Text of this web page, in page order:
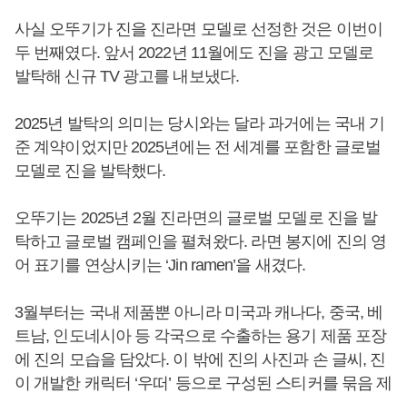
사실 오뚜기가 진을 진라면 모델로 선정한 것은 이번이
두 번째였다. 앞서 2022년 11월에도 진을 광고 모델로
발탁해 신규 TV 광고를 내보냈다.
2025년 발탁의 의미는 당시와는 달라 과거에는 국내 기
준 계약이었지만 2025년에는 전 세계를 포함한 글로벌
모델로 진을 발탁했다.
오뚜기는 2025년 2월 진라면의 글로벌 모델로 진을 발
탁하고 글로벌 캠페인을 펼쳐왔다. 라면 봉지에 진의 영
어 표기를 연상시키는 ‘Jin ramen’을 새겼다.
3월부터는 국내 제품뿐 아니라 미국과 캐나다, 중국, 베
트남, 인도네시아 등 각국으로 수출하는 용기 제품 포장
에 진의 모습을 담았다. 이 밖에 진의 사진과 손 글씨, 진
이 개발한 캐릭터 ‘우떠’ 등으로 구성된 스티커를 묶음 제